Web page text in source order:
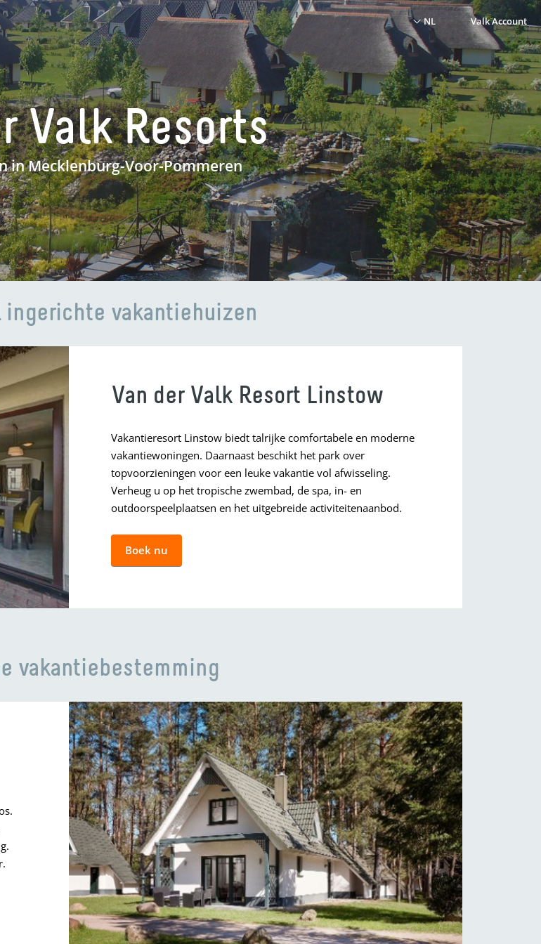
NL Valk Account
Valk Resorts
in Mecklenburg-Voor-Pommeren
ingerichte vakantiehuizen
Van der Valk Resort Linstow
Vakantieresort Linstow biedt talrijke comfortabele en moderne
vakantiewoningen. Daarnaast beschikt het park over
topvoorzieningen voor een leuke vakantie vol afwisseling.
Verheug u op het tropische zwembad, de spa, in- en
outdoorspeelplaatsen en het uitgebreide activiteitenaanbod.
Boek nu
vakantiebestemming